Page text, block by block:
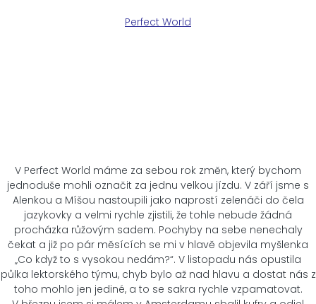
Perfect World
V Perfect World máme za sebou rok změn, který bychom
jednoduše mohli označit za jednu velkou jízdu. V září jsme s
Alenkou a Míšou nastoupili jako naprostí zelenáči do čela
jazykovky a velmi rychle zjistili, že tohle nebude žádná
procházka růžovým sadem. Pochyby na sebe nenechaly
čekat a již po pár měsících se mi v hlavě objevila myšlenka
„Co když to s vysokou nedám?“. V listopadu nás opustila
půlka lektorského týmu, chyb bylo až nad hlavu a dostat nás z
toho mohlo jen jediné, a to se sakra rychle vzpamatovat.